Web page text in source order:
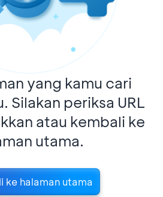
yang kamu cari
Silakan periksa URL
atau kembali ke
utama.
ke halaman utama